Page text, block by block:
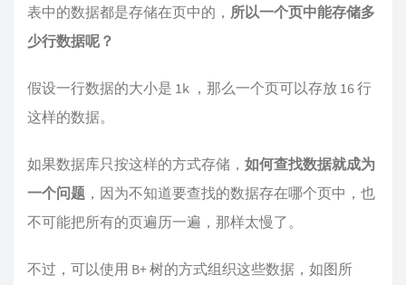
表中的数据都是存储在页中的， 所以一个页中能存储多
少行数据呢？
假设一行数据的大小是 1k ，那么一个页可以存放 16 行
这样的数据。
如果数据库只按这样的方式存储， 如何查找数据就成为
一个问题 ，因为不知道要查找的数据存在哪个页中，也
不可能把所有的页遍历一遍，那样太慢了。
不过，可以使用 B+ 树的方式组织这些数据，如图所